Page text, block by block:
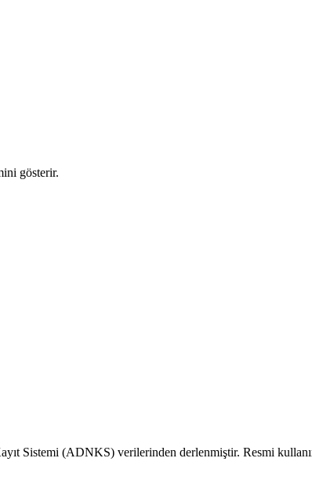
gösterir.
Sistemi (ADNKS) verilerinden derlenmiştir. Resmi